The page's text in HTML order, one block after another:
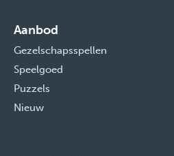
Aanbod
Gezelschapsspellen
Speelgoed
Puzzels
Nieuw